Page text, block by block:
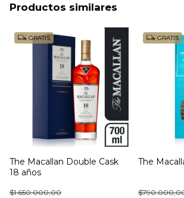
Productos similares
GRATIS
The Macallan Double Cask
18 años
$1.650.000,00
GRATIS
The